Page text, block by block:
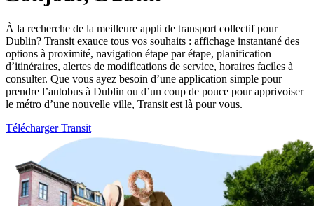
À la recherche de la meilleure appli de transport collectif pour
Dublin? Transit exauce tous vos souhaits : affichage instantané des
options à proximité, navigation étape par étape, planification
d’itinéraires, alertes de modifications de service, horaires faciles à
consulter. Que vous ayez besoin d’une application simple pour
prendre l’autobus à Dublin ou d’un coup de pouce pour apprivoiser
le métro d’une nouvelle ville, Transit est là pour vous.
Télécharger Transit